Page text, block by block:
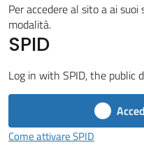
Servizi
Menu selezionato
il
Per accedere al sito a ai
modalità.
SPID
Log in with SPID, the public
Come attivare SPID